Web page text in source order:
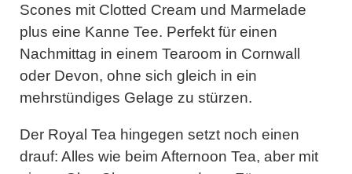
Scones mit Clotted Cream und Marmelade
plus eine Kanne Tee. Perfekt für einen
Nachmittag in einem Tearoom in Cornwall
oder Devon, ohne sich gleich in ein
mehrstündiges Gelage zu stürzen.
Der Royal Tea hingegen setzt noch einen
drauf: Alles wie beim Afternoon Tea, aber mit